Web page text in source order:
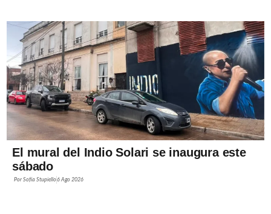
El mural del Indio Solari se inaugura este
sábado
PorSofía Stupiello6 Ago 2026